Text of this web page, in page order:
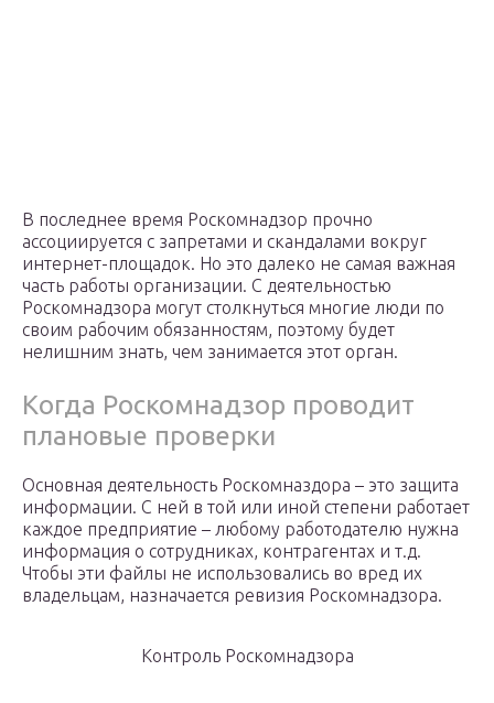
В последнее время Роскомнадзор прочно
ассоциируется с запретами и скандалами вокруг
интернет-площадок. Но это далеко не самая важная
часть работы организации. С деятельностью
Роскомнадзора могут столкнуться многие люди по
своим рабочим обязанностям, поэтому будет
нелишним знать, чем занимается этот орган.
Когда Роскомнадзор проводит
плановые проверки
Основная деятельность Роскомназдора – это защита
информации. С ней в той или иной степени работает
каждое предприятие – любому работодателю нужна
информация о сотрудниках, контрагентах и т.д.
Чтобы эти файлы не использовались во вред их
владельцам, назначается ревизия Роскомнадзора.
Контроль Роскомнадзора